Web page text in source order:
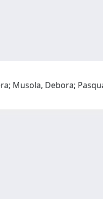
Musola, Debora;